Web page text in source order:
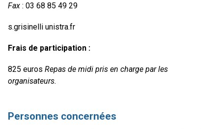
Fax : 03 68 85 49 29
s.grisinelli unistra.fr
Frais de participation :
825 euros Repas de midi pris en charge par les
organisateurs.
Personnes concernées